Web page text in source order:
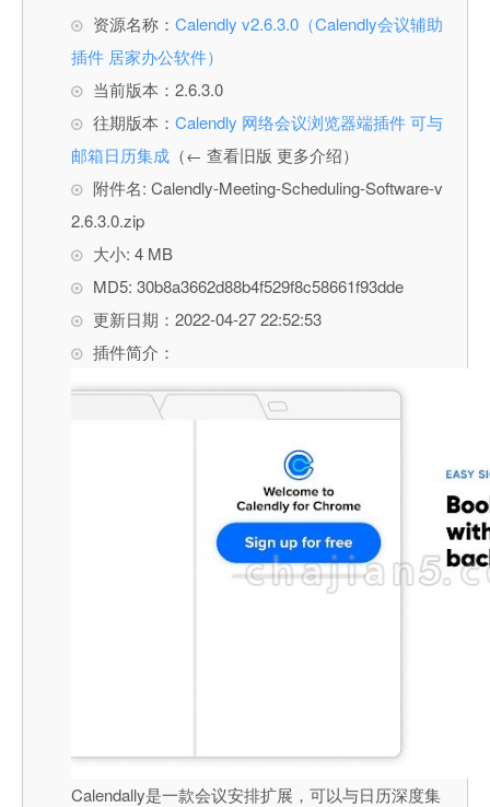
资源名称： Calendly v2.6.3.0（Calendly会议辅助
插件 居家办公软件）
当前版本：2.6.3.0
往期版本： Calendly 网络会议浏览器端插件 可与
邮箱日历集成 （← 查看旧版 更多介绍）
附件名: Calendly-Meeting-Scheduling-Software-v
2.6.3.0.zip
大小: 4 MB
MD5: 30b8a3662d88b4f529f8c58661f93dde
更新日期：2022-04-27 22:52:53
插件简介：
Calendally是一款会议安排扩展，可以与日历深度集